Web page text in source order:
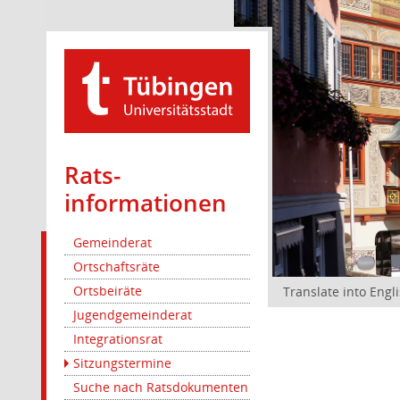
Rats­
informationen
Gemeinderat
Ortschaftsräte
Ortsbeiräte
Jugendgemeinderat
Integrationsrat
Sitzungstermine
Suche nach Ratsdokumenten
Translate into